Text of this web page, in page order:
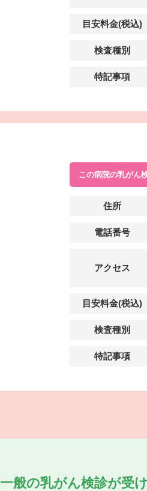
目安料金(税込)
検査種別
特記事項
この病院の乳がん
住所
電話番号
アクセス
目安料金(税込)
検査種別
特記事項
一般の乳がん検診が受